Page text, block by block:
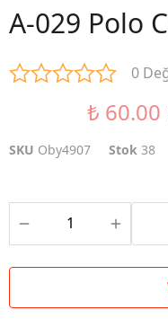
A-029 Polo
0
₺ 60.00
SKU Oby4907 Stok 38